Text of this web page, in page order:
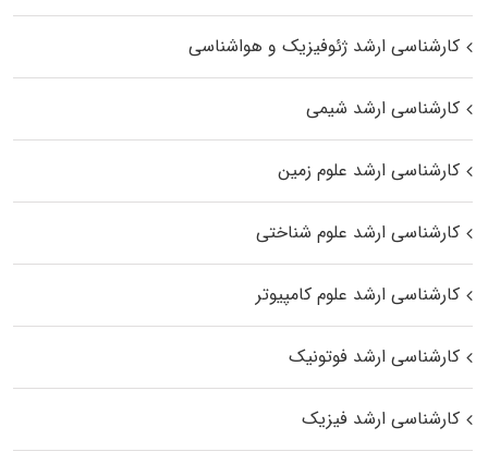
کارشناسی ارشد ژئوفیزیک و هواشناسی
کارشناسی ارشد شیمی
کارشناسی ارشد علوم زمین
کارشناسی ارشد علوم شناختی
کارشناسی ارشد علوم کامپیوتر
کارشناسی ارشد فوتونیک
کارشناسی ارشد فیزیک